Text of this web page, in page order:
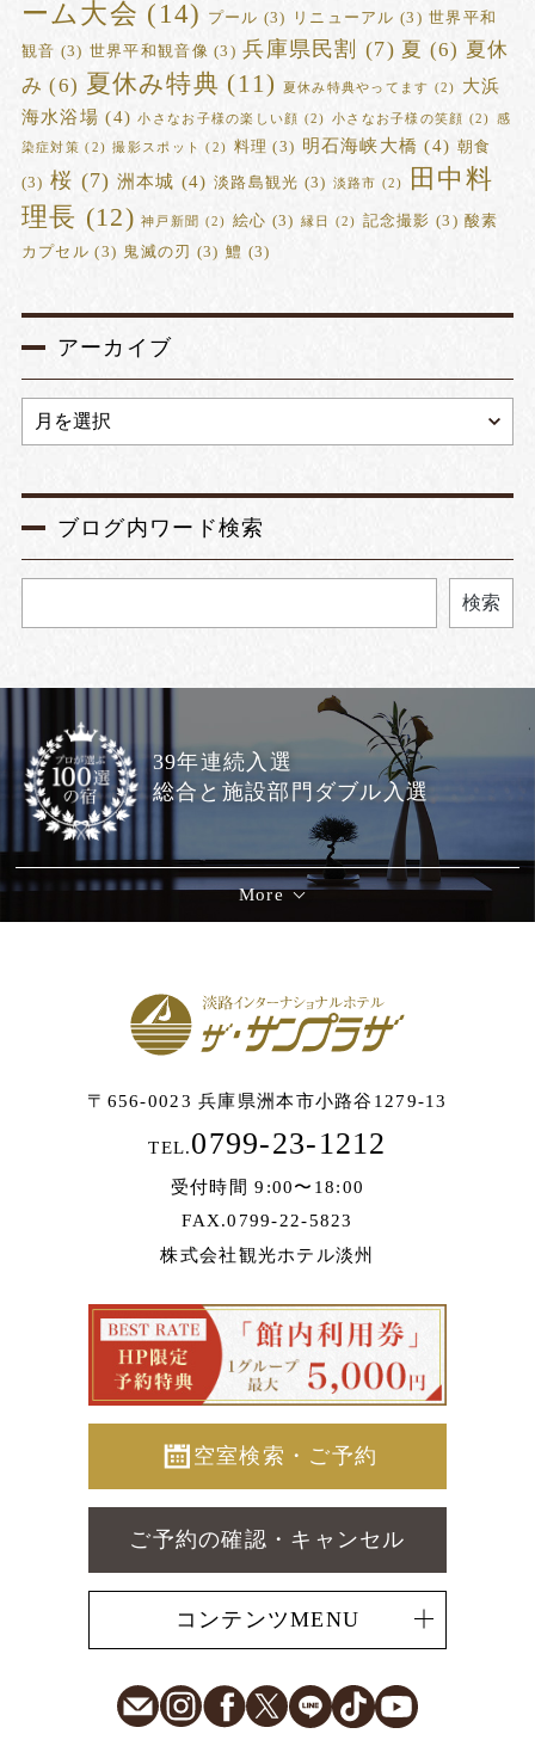
ーム大会 (14) プール (3) リニューアル (3) 世界平和
観音 (3) 世界平和観音像 (3) 兵庫県民割 (7) 夏 (6) 夏休
み (6) 夏休み特典 (11) 夏休み特典やってます (2)
大浜
海水浴場 (4) 小さなお子様の楽しい顔 (2) 小さなお子様の笑顔 (2) 感
染症対策 (2) 撮影スポット (2) 料理 (3) 明石海峡大橋 (4) 朝食
(3) 桜 (7) 洲本城 (4) 淡路島観光 (3) 淡路市 (2)
田中料
理長 (12) 神戸新聞 (2) 絵心 (3) 縁日 (2) 記念撮影 (3) 酸素
カプセル (3) 鬼滅の刃 (3) 鱧 (3)
アーカイブ
ブログ内ワード検索
検索
39年連続入選
総合と施設部門ダブル入選
More
〒656-0023 兵庫県洲本市小路谷1279-13
TEL.0799-23-1212
受付時間 9:00〜18:00
FAX.0799-22-5823
株式会社観光ホテル淡州
空室検索・ご予約
ご予約の確認・キャンセル
コンテンツMENU
E-MailInstagramFacebook
X LINETikTok